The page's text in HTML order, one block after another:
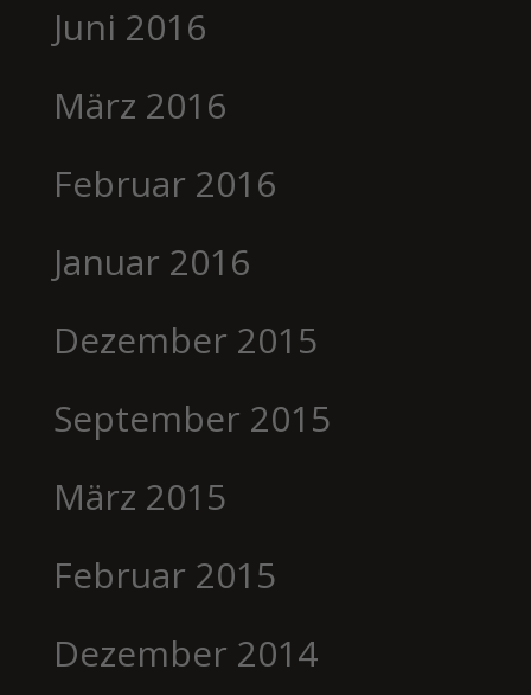
Juni 2016
März 2016
Februar 2016
Januar 2016
Dezember 2015
September 2015
März 2015
Februar 2015
Dezember 2014